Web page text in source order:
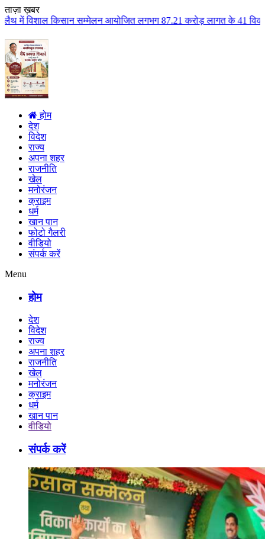
ताज़ा ख़बर
आयोजित लगभग 87.21 करोड़ लागत के 41 विकास कार्यों का किया
होम
देश
विदेश
राज्य
अपना शहर
राजनीति
खेल
मनोरंजन
क्राइम
धर्म
खान पान
फोटो गैलरी
वीडियो
संपर्क करें
Menu
होम
देश
विदेश
राज्य
अपना शहर
राजनीति
खेल
मनोरंजन
क्राइम
धर्म
खान पान
वीडियो
संपर्क करें